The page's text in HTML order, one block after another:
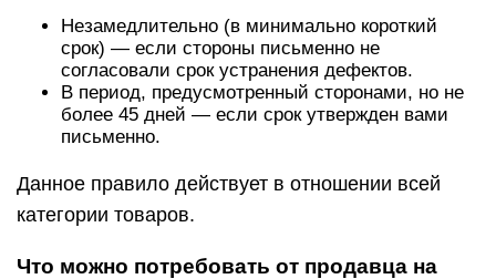
Незамедлительно (в минимально короткий
срок) — если стороны письменно не
согласовали срок устранения дефектов.
В период, предусмотренный сторонами, но не
более 45 дней — если срок утвержден вами
письменно.
Данное правило действует в отношении всей
категории товаров.
Что можно потребовать от продавца на